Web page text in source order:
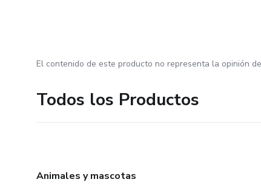
El contenido de este producto no representa la opinión
Todos los Productos
Animales y mascotas